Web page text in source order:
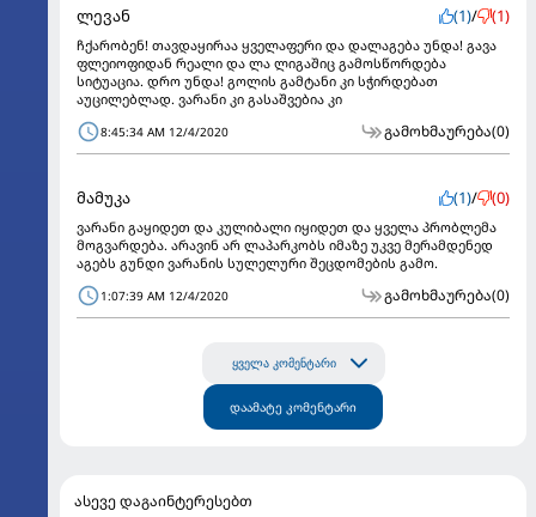
ლევან (1)/ (1)
ჩქარობენ! თავდაყირაა ყველაფერი და დალაგება უნდა! გავა
ფლეიოფიდან რეალი და ლა ლიგაშიც გამოსწორდება
სიტუაცია. დრო უნდა! გოლის გამტანი კი სჭირდებათ
აუცილებლად. ვარანი კი გასაშვებია კი
8:45:34 AM 12/4/2020 გამოხმაურება(0)
მამუკა (1)/ (0)
ვარანი გაყიდეთ და კულიბალი იყიდეთ და ყველა პრობლემა
მოგვარდება. არავინ არ ლაპარკობს იმაზე უკვე მერამდენედ
აგებს გუნდი ვარანის სულელური შეცდომების გამო.
1:07:39 AM 12/4/2020 გამოხმაურება(0)
ყველა კომენტარი
დაამატე კომენტარი
ასევე დაგაინტერესებთ